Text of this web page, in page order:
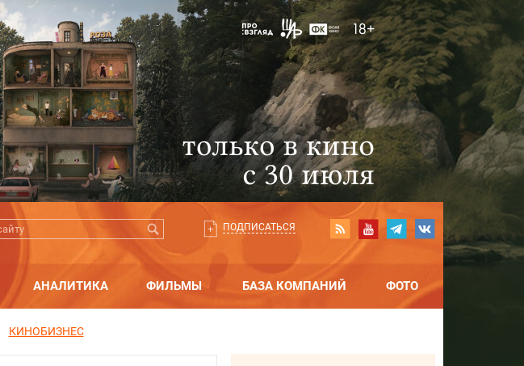
ПОДПИСАТЬСЯ
АНАЛИТИКА ФИЛЬМЫ БАЗА КОМПАНИЙ ФОТО
КИНОБИЗНЕС